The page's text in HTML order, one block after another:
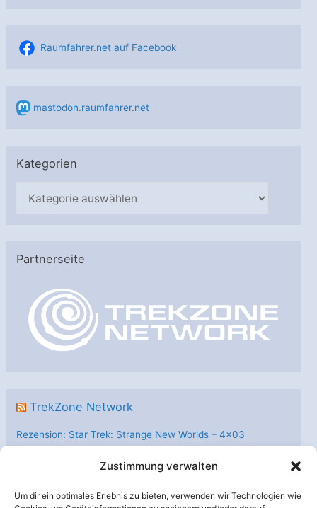
Zustimmung verwalten
Um dir ein optimales Erlebnis zu bieten, verwenden wir Technologien wie
Raumfahrer.net auf Facebook
mastodon.raumfahrer.net
Kategorien
g
Partnerseite
TrekZone Network
Rezension: Star Trek: Strange New Worlds – 4×03
Kurzrezension: “Star Trek: Strange New Worlds” – 4×03
“Human Best Friend”